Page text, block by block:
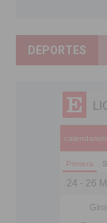
DEPORTES